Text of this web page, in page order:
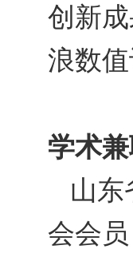
创新
浪数值
学术兼
山东
会会